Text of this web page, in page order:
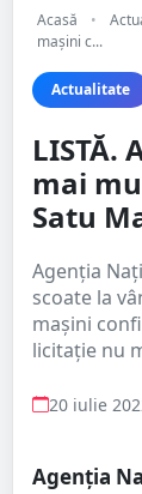
Acasă •
mașini c...
Actualitate
LISTĂ.
mai
Satu
Agenția
scoate la
maşini
licitație nu
20 iulie
Agenția